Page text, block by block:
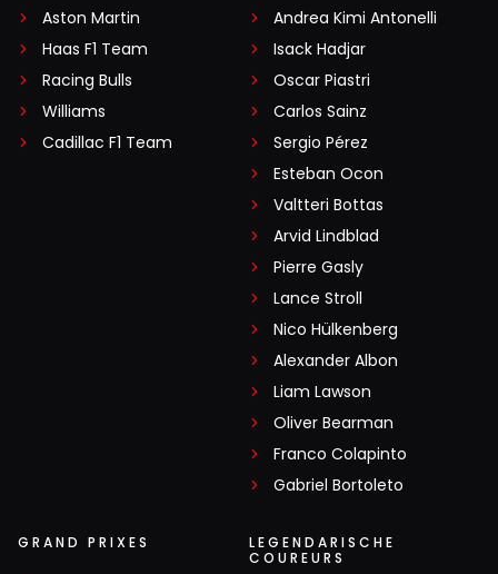
Aston Martin
Haas F1 Team
Racing Bulls
Williams
Cadillac F1 Team
Andrea Kimi Antonelli
Isack Hadjar
Oscar Piastri
Carlos Sainz
Sergio Pérez
Esteban Ocon
Valtteri Bottas
Arvid Lindblad
Pierre Gasly
Lance Stroll
Nico Hülkenberg
Alexander Albon
Liam Lawson
Oliver Bearman
Franco Colapinto
Gabriel Bortoleto
GRAND PRIXES
LEGENDARISCHE
COUREURS